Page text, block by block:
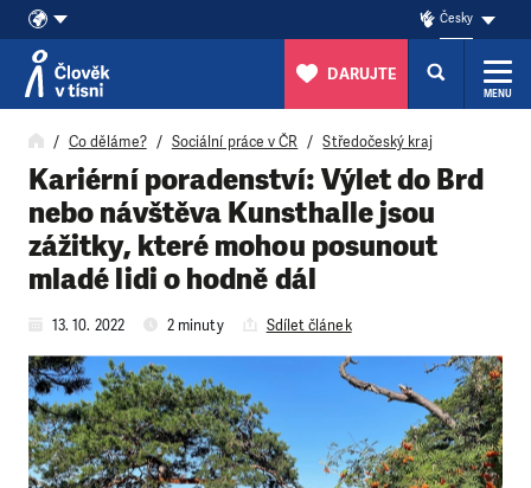
Přeskočit na obsah
Česky
DARUJTE
MENU
Co děláme? Sociální práce v ČR Středočeský kraj
Kariérní poradenství: Výlet do Brd
nebo návštěva Kunsthalle jsou
zážitky, které mohou posunout
mladé lidi o hodně dál
13. 10. 2022 2 minuty Sdílet článek